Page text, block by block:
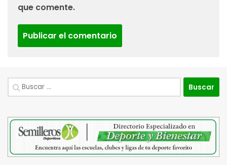
que comente.
Buscar: